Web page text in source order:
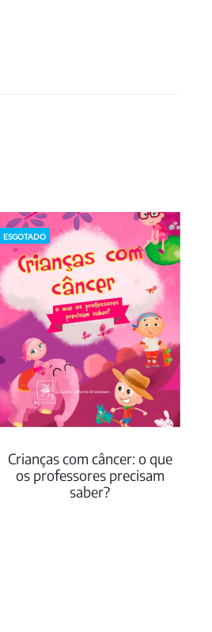
ESGOTADO
Crianças com câncer: o que
os professores precisam
saber?